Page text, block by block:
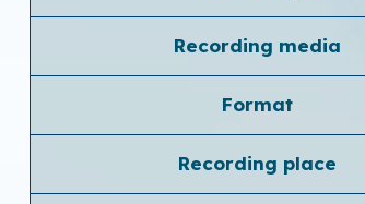
Recording media
Format
Recording place